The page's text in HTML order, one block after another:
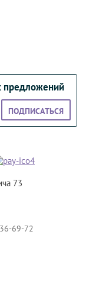
предложений
ПОДПИСАТЬСЯ
73
69-72